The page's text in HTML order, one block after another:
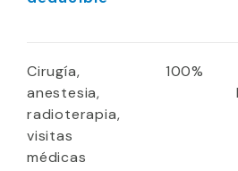
Cirugía,
anestesia,
radioterapia,
visitas
médicas
100%